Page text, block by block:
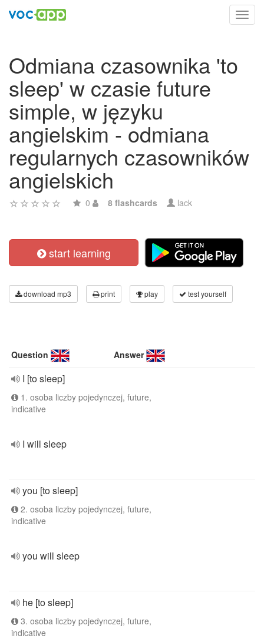
Odmiana czasownika 'to
sleep' w czasie future
simple, w języku
angielskim - odmiana
regularnych czasowników
angielskich
0 8 flashcards lack
start learning
download mp3 print play test yourself
Question Answer
I [to sleep]
1. osoba liczby pojedynczej, future,
indicative
I will sleep
you [to sleep]
2. osoba liczby pojedynczej, future,
indicative
you will sleep
he [to sleep]
3. osoba liczby pojedynczej, future,
indicative